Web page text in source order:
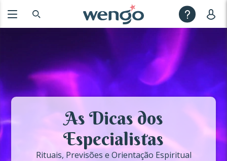
As Dicas dos
Especialistas
Rituais, Previsões e Orientação Espiritual